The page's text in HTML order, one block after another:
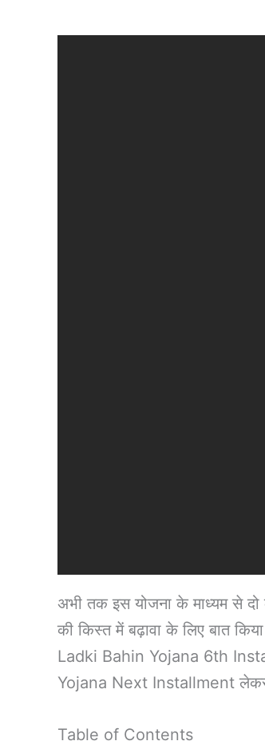
अभी तक इस योजना के माध्यम से दो
की किस्त में बढ़ावा के लिए बात
Ladki Bahin Yojana 6th
Yojana Next Installment
Table of Contents